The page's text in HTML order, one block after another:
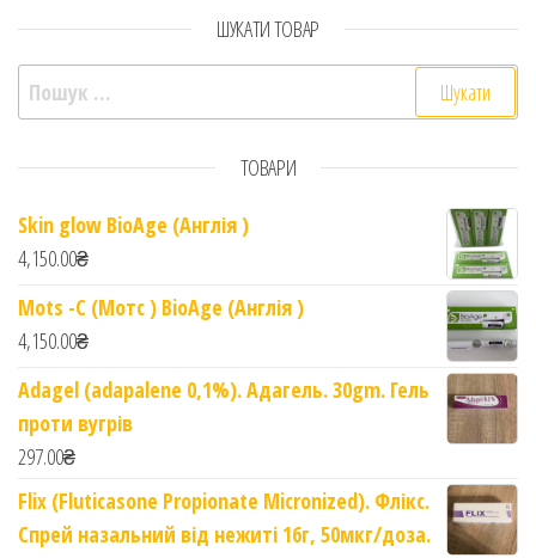
ШУКАТИ ТОВАР
Пошук:
ТОВАРИ
Skin glow BioAge (Англія )
4,150.00₴
Mots -C (Мотс ) BioAge (Англія )
4,150.00₴
Adagel (adapalene 0,1%). Адагель. 30gm. Гель
проти вугрів
297.00₴
Flix (Fluticasone Propionate Micronized). Флікс.
Спрей назальний від нежиті 16г, 50мкг/доза.